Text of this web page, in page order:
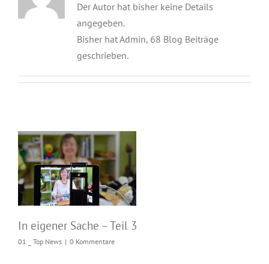
Der Autor hat bisher keine Details
angegeben.
Bisher hat Admin, 68 Blog Beiträge
geschrieben.
In eigener Sache –
Teil 3
In eigener Sache – Teil 3
01 _ Top News | 0 Kommentare